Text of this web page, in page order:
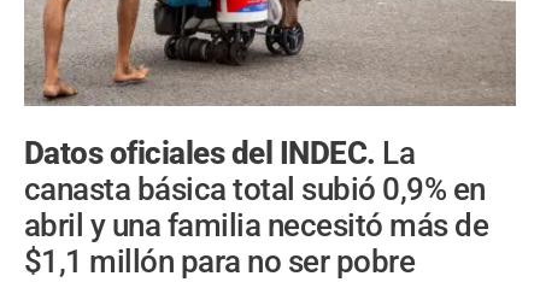
Datos oficiales del INDEC. La
canasta básica total subió 0,9% en
abril y una familia necesitó más de
$1,1 millón para no ser pobre